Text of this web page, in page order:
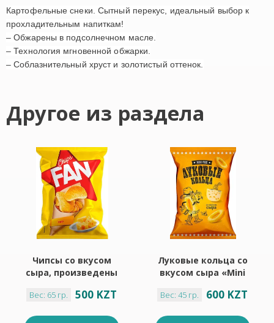
Картофельные снеки. Сытный перекус, идеальный выбор к
прохладительным напиткам!
– Обжарены в подсолнечном масле.
– Технология мгновенной обжарки.
– Соблазнительный хруст и золотистый оттенок.
Другое из раздела
Чипсы со вкусом
сыра, произведены
картофеля «Fan», 65
Вес: 65 гр. 500 KZT
Луковые кольца со
вкусом сыра «Mini
Вес: 45 гр. 600 KZT